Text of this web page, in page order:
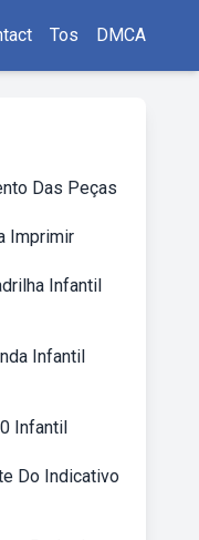
Tos DMCA
Das Peças
Imprimir
Infantil
Infantil
Infantil
Do Indicativo